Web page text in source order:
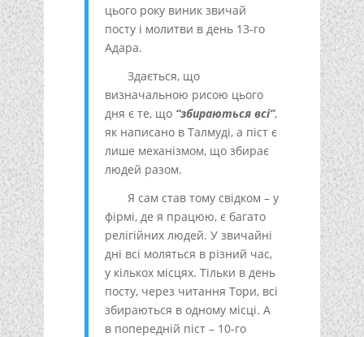
цього року виник звичай
посту і молитви в день 13-го
Адара.
Здається, що
визначальною рисою цього
дня є те, що “збираються всі”,
як написано в Талмуді, а піст є
лише механізмом, що збирає
людей разом.
Я сам став тому свідком – у
фірмі, де я працюю, є багато
релігійних людей. У звичайні
дні всі моляться в різний час,
у кількох місцях. Тільки в день
посту, через читання Тори, всі
збираються в одному місці. А
в попередній піст – 10-го